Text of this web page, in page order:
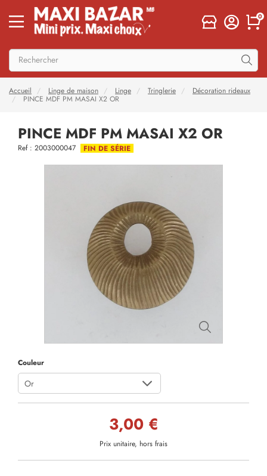
0
Accueil Linge de maison Linge Tringlerie
Décoration rideaux
PINCE MDF PM MASAI X2 OR
PINCE MDF PM MASAI X2 OR
Ref : 2003000047 FIN DE SÉRIE
Couleur
Or
3,00 €
Prix unitaire, hors frais